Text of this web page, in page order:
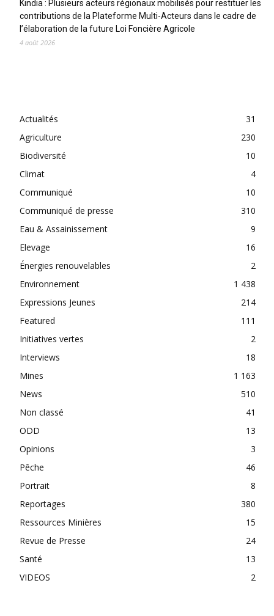
Kindia : Plusieurs acteurs régionaux mobilisés pour restituer les
contributions de la Plateforme Multi-Acteurs dans le cadre de
l’élaboration de la future Loi Foncière Agricole
4 août 2026
Actualités
31
Agriculture
230
Biodiversité
10
Climat
4
Communiqué
10
Communiqué de presse
310
Eau & Assainissement
9
Elevage
16
Énergies renouvelables
2
Environnement
1 438
Expressions Jeunes
214
Featured
111
Initiatives vertes
2
Interviews
18
Mines
1 163
News
510
Non classé
41
ODD
13
Opinions
3
Pêche
46
Portrait
8
Reportages
380
Ressources Minières
15
Revue de Presse
24
Santé
13
VIDEOS
2